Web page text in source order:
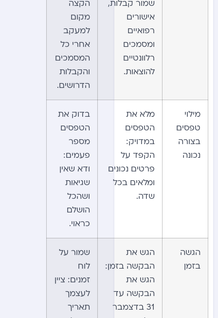
שמור קבלות,
אישורים
רפואיים
ומסמכים
רלוונטיים
להוצאות.
הקצה
מקום
למעקב
אחרי כל
המסמכים
והקבלות
הדרושים.
מילוי
טפסים
בצורה
נכונה
מלא את
הטפסים
במדויק:
הקפד על
פרטים נכונים
ומלאים בכל
שדה.
בדוק את
הטפסים
מספר
פעמים:
ודא שאין
שגיאות
ושהכל
הושלם
כראוי.
הגשה
בזמן
הגש את
הבקשה בזמן:
הגש את
הבקשה עד
31 בדצמבר
שמור על
לוח
זמנים: ציין
לעצמך
תאריך